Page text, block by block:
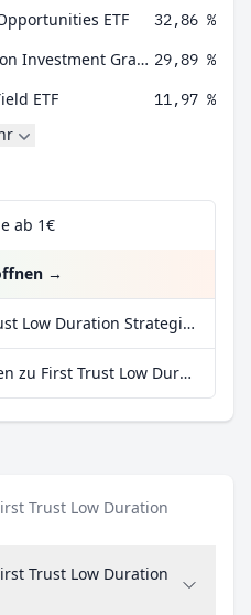
ETF
32,86 %
First Trust Limited Duration Investment Grade Corporate ETF 29,89 %
ETF 11,97 %
ab 1€
→
Mehr Daten zu First Trust Low Duration Strategic Focus ETF bei extraETF
Mehr Fundamentaldaten zu First Trust Low Duration Strategic Focus ETF bei Parqet
Trust Low Duration
Trust Low Duration